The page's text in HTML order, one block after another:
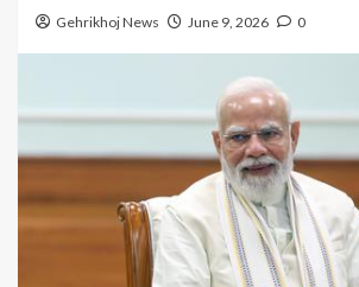
Gehrikhoj News June 9, 2026 0